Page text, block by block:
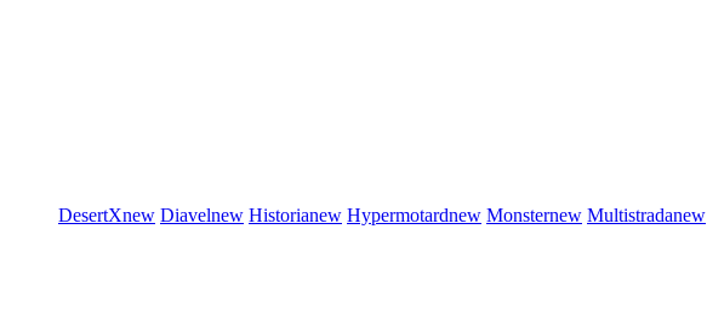
DesertXnew Diavelnew Historianew Hypermotardnew Monsternew Multistradanew